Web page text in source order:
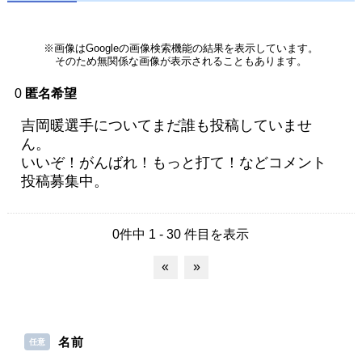
※画像はGoogleの画像検索機能の結果を表示しています。
そのため無関係な画像が表示されることもあります。
0 匿名希望
吉岡暖選手についてまだ誰も投稿していませ
ん。
いいぞ！がんばれ！もっと打て！などコメント
投稿募集中。
0件中 1 - 30 件目を表示
« »
任意 名前